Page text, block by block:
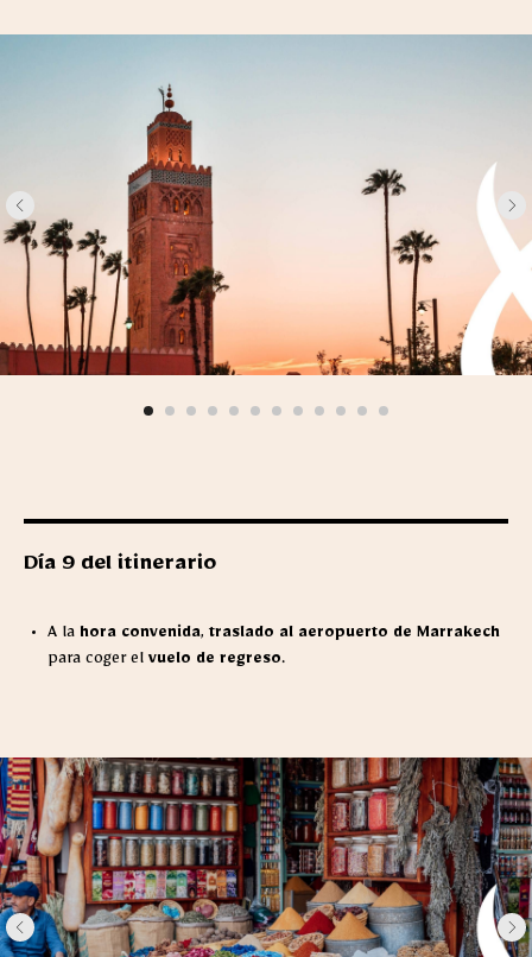
Día 9 del itinerario
A la hora convenida, traslado al aeropuerto de Marrakech
para coger el vuelo de regreso.